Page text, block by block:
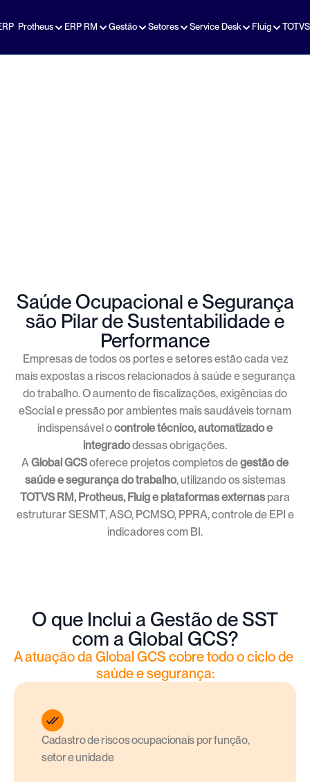
Protheus ERP RM Gestão Setores Service Desk Fluig
Global GCS
Saúde Ocupacional e Segurança
são Pilar de Sustentabilidade e
Performance
Empresas de todos os portes e setores estão cada vez
mais expostas a riscos relacionados à saúde e segurança
do trabalho. O aumento de fiscalizações, exigências do
eSocial e pressão por ambientes mais saudáveis tornam
indispensável ocontrole técnico, automatizado e
integradodessas obrigações.
AGlobal GCSoferece projetos completos degestão de
saúde e segurança do trabalho, utilizando os sistemas
TOTVS RM, Protheus, Fluig e plataformas externas para
estruturar SESMT, ASO, PCMSO, PPRA, controle de EPI e
indicadores com BI.
O que Inclui a Gestão de SST
com a Global GCS?
A atuação da Global GCS cobre todo o ciclo de
saúde e segurança:
Cadastro de riscos ocupacionais por função,
setor e unidade